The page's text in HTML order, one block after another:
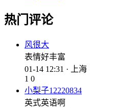
热门评论
风很大
表情好丰富
01-14 12:31 · 上海
1 0
小梨子12220834
英式英语啊